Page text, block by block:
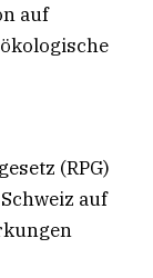
auf
(RPG)
auf